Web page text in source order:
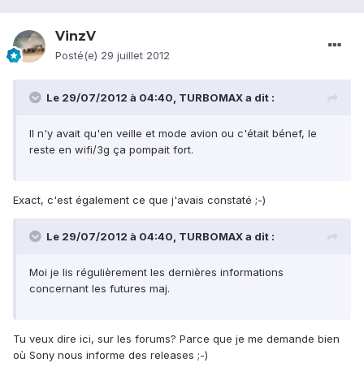
VinzV
Posté(e) 29 juillet 2012
Le 29/07/2012 à 04:40, TURBOMAX a dit :
Il n'y avait qu'en veille et mode avion ou c'était bénef, le
reste en wifi/3g ça pompait fort.
Exact, c'est également ce que j'avais constaté ;-)
Le 29/07/2012 à 04:40, TURBOMAX a dit :
Moi je lis régulièrement les dernières informations
concernant les futures maj.
Tu veux dire ici, sur les forums? Parce que je me demande bien
où Sony nous informe des releases ;-)